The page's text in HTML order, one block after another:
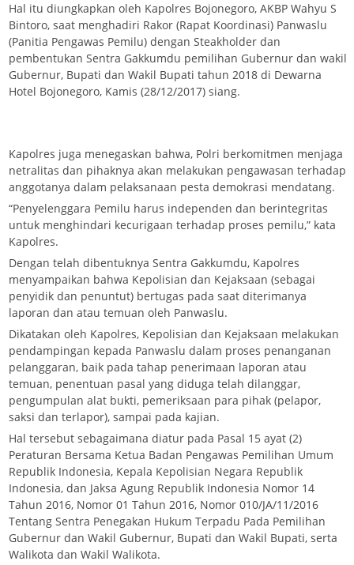
Hal itu diungkapkan oleh Kapolres Bojonegoro, AKBP Wahyu S
Bintoro, saat menghadiri Rakor (Rapat Koordinasi) Panwaslu
(Panitia Pengawas Pemilu) dengan Steakholder dan
pembentukan Sentra Gakkumdu pemilihan Gubernur dan wakil
Gubernur, Bupati dan Wakil Bupati tahun 2018 di Dewarna
Hotel Bojonegoro, Kamis (28/12/2017) siang.
Kapolres juga menegaskan bahwa, Polri berkomitmen menjaga
netralitas dan pihaknya akan melakukan pengawasan terhadap
anggotanya dalam pelaksanaan pesta demokrasi mendatang.
“Penyelenggara Pemilu harus independen dan berintegritas
untuk menghindari kecurigaan terhadap proses pemilu,” kata
Kapolres.
Dengan telah dibentuknya Sentra Gakkumdu, Kapolres
menyampaikan bahwa Kepolisian dan Kejaksaan (sebagai
penyidik dan penuntut) bertugas pada saat diterimanya
laporan dan atau temuan oleh Panwaslu.
Dikatakan oleh Kapolres, Kepolisian dan Kejaksaan melakukan
pendampingan kepada Panwaslu dalam proses penanganan
pelanggaran, baik pada tahap penerimaan laporan atau
temuan, penentuan pasal yang diduga telah dilanggar,
pengumpulan alat bukti, pemeriksaan para pihak (pelapor,
saksi dan terlapor), sampai pada kajian.
Hal tersebut sebagaimana diatur pada Pasal 15 ayat (2)
Peraturan Bersama Ketua Badan Pengawas Pemilihan Umum
Republik Indonesia, Kepala Kepolisian Negara Republik
Indonesia, dan Jaksa Agung Republik Indonesia Nomor 14
Tahun 2016, Nomor 01 Tahun 2016, Nomor 010/JA/11/2016
Tentang Sentra Penegakan Hukum Terpadu Pada Pemilihan
Gubernur dan Wakil Gubernur, Bupati dan Wakil Bupati, serta
Walikota dan Wakil Walikota.